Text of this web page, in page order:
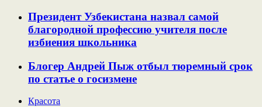
Президент Узбекистана назвал самой
благородной профессию учителя после
избиения школьника
Блогер Андрей Пыж отбыл тюремный срок
по статье о госизмене
Красота